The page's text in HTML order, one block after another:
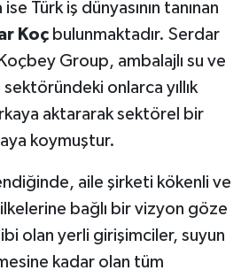
Türk iş dünyasının tanınan
Koçbulunmaktadır. Serdar
Group, ambalajlı su ve
onlarca yıllık
aktararak sektörel bir
koymuştur.
aile şirketi kökenli ve
bağlı bir vizyon göze
olan yerli girişimciler, suyun
kadar olan tüm